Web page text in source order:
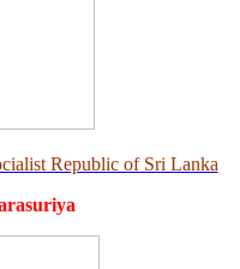
Republic of Sri Lanka